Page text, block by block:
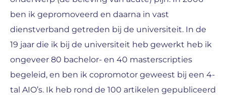
ben ik gepromoveerd en daarna in vast
dienstverband getreden bij de universiteit. In de
19 jaar die ik bij de universiteit heb gewerkt heb ik
ongeveer 80 bachelor- en 40 masterscripties
begeleid, en ben ik copromotor geweest bij een 4-
tal AIO’s. Ik heb rond de 100 artikelen gepubliceerd